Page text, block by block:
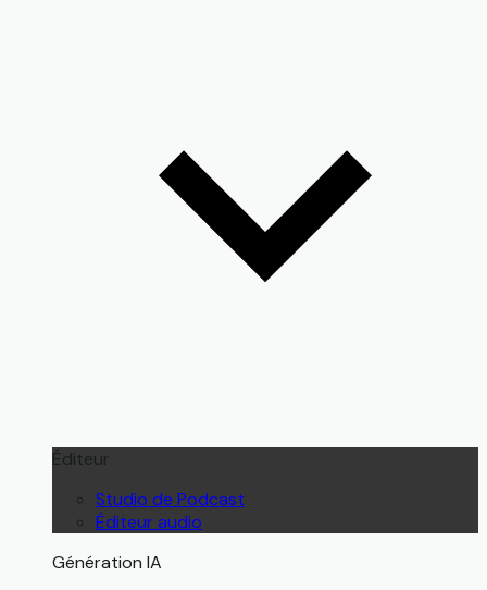
Éditeur
Studio de Podcast
Éditeur audio
Génération IA